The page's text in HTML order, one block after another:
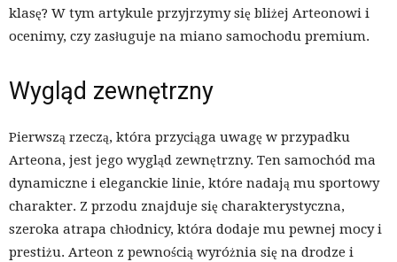
klasę? W tym artykule przyjrzymy się bliżej Arteonowi i
ocenimy, czy zasługuje na miano samochodu premium.
Wygląd zewnętrzny
Pierwszą rzeczą, która przyciąga uwagę w przypadku
Arteona, jest jego wygląd zewnętrzny. Ten samochód ma
dynamiczne i eleganckie linie, które nadają mu sportowy
charakter. Z przodu znajduje się charakterystyczna,
szeroka atrapa chłodnicy, która dodaje mu pewnej mocy i
prestiżu. Arteon z pewnością wyróżnia się na drodze i